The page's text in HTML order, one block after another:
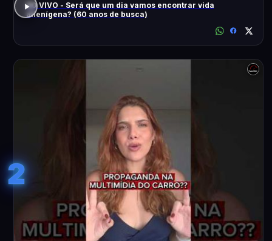
AO VIVO - Será que um dia vamos encontrar vida
alienígena? (60 anos de busca)
2